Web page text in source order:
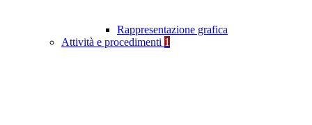
Rappresentazione grafica
Attività e procedimenti 1